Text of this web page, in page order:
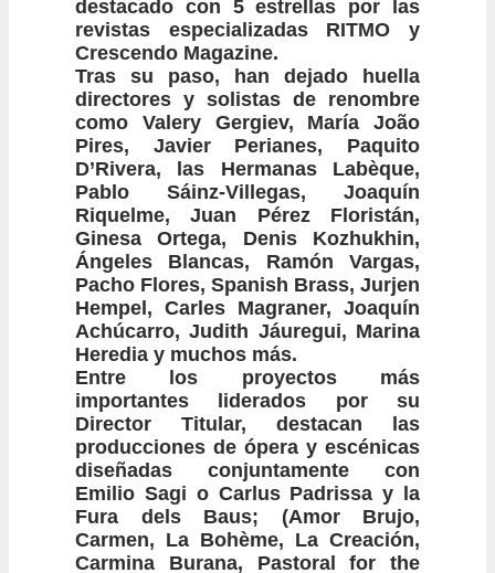
destacado con 5 estrellas por las
revistas especializadas RITMO y
Crescendo Magazine.
Tras su paso, han dejado huella
directores y solistas de renombre
como Valery Gergiev, María João
Pires, Javier Perianes, Paquito
D’Rivera, las Hermanas Labèque,
Pablo Sáinz-Villegas, Joaquín
Riquelme, Juan Pérez Floristán,
Ginesa Ortega, Denis Kozhukhin,
Ángeles Blancas, Ramón Vargas,
Pacho Flores, Spanish Brass, Jurjen
Hempel, Carles Magraner, Joaquín
Achúcarro, Judith Jáuregui, Marina
Heredia y muchos más.
Entre los proyectos más
importantes liderados por su
Director Titular, destacan las
producciones de ópera y escénicas
diseñadas conjuntamente con
Emilio Sagi o Carlus Padrissa y la
Fura dels Baus; (Amor Brujo,
Carmen, La Bohème, La Creación,
Carmina Burana, Pastoral for the